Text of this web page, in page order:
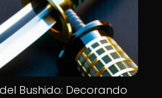
Bushido: Decorando